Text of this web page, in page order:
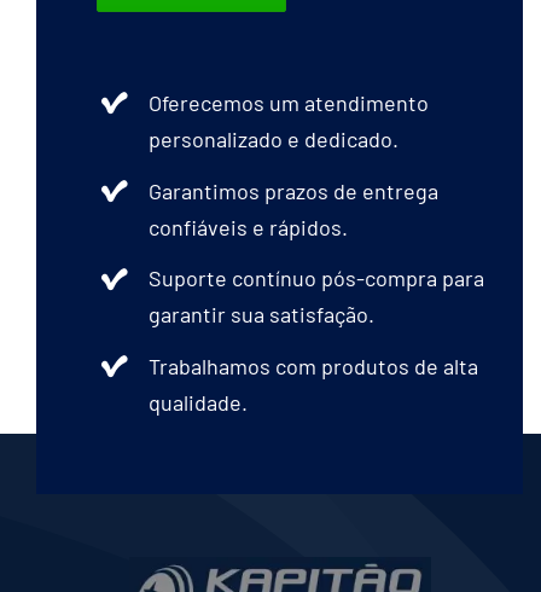
Oferecemos um atendimento
personalizado e dedicado.
Garantimos prazos de entrega
confiáveis e rápidos.
Suporte contínuo pós-compra para
garantir sua satisfação.
Trabalhamos com produtos de alta
qualidade.